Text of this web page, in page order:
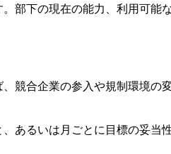
部下の現在の能力、利用可
合企業の参入や規制環境
あるいは月ごとに目標の妥